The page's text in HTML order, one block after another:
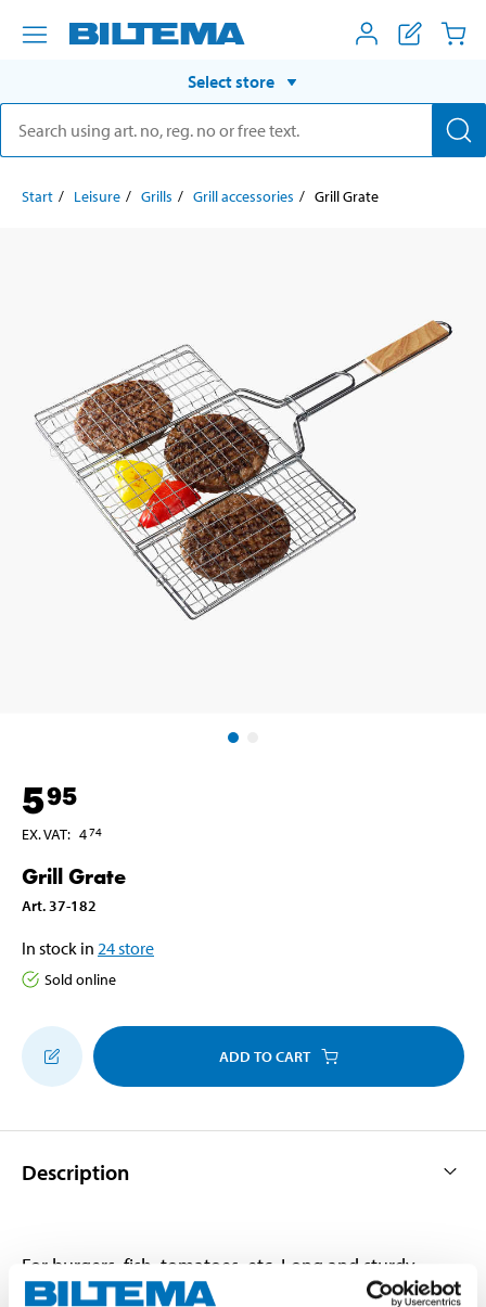
Select store
Start Leisure Grills Grill accessories Grill Grate
595
EX. VAT: 474
Grill Grate
Art. 37-182
In stock in 24store
Sold online
ADD TO CART
Description
For burgers, fish, tomatoes, etc. Long and sturdy
wooden handle.